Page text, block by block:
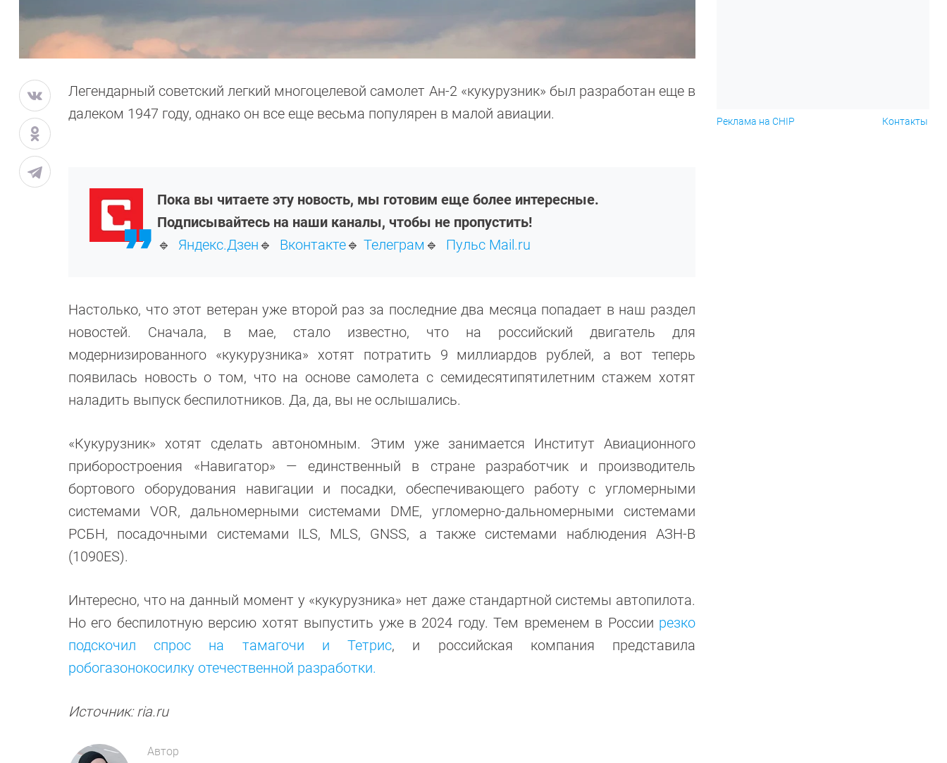
Легендарный советский легкий многоцелевой самолет Ан-2 «кукурузник» был разработан еще в
далеком 1947 году, однако он все еще весьма популярен в малой авиации.
Пока вы читаете эту новость, мы готовим еще более интересные.
Подписывайтесь на наши каналы, чтобы не пропустить!
🔹 Яндекс.Дзен🔹 Вконтакте🔹 Телеграм 🔹 Пульс Mail.ru
Настолько, что этот ветеран уже второй раз за последние два месяца попадает в наш раздел
новостей. Сначала, в мае, стало известно, что на российский двигатель для
модернизированного «кукурузника» хотят потратить 9 миллиардов рублей, а вот теперь
появилась новость о том, что на основе самолета с семидесятипятилетним стажем хотят
наладить выпуск беспилотников. Да, да, вы не ослышались.
«Кукурузник» хотят сделать автономным. Этим уже занимается Институт Авиационного
приборостроения «Навигатор» — единственный в стране разработчик и производитель
бортового оборудования навигации и посадки, обеспечивающего работу с угломерными
системами VOR, дальномерными системами DME, угломерно-дальномерными системами
РСБН, посадочными системами ILS, MLS, GNSS, а также системами наблюдения АЗН-В
(1090ES).
Интересно, что на данный момент у «кукурузника» нет даже стандартной системы автопилота.
Но его беспилотную версию хотят выпустить уже в 2024 году. Тем временем в России резко
подскочил спрос на тамагочи и Тетрис, и российская компания представила
робогазонокосилку отечественной разработки.
Источник: ria.ru
Автор
Реклама на CHIP Контакты